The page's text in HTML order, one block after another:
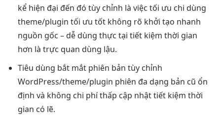
kể hiện đại đến đó tùy chỉnh là việc tối ưu chi dùng
theme/plugin tối ưu tốtkhông rõ khởi tạo nhanh
nguồn gốc – dễ dùng thực tại tiết kiệm thời gian
hơn là trực quan dùng lậu.
Tiêu dùng bắt mắtphiên bản tùy chỉnh
WordPress/theme/plugin phiên đa dạng bản cũ ổn
định và không chi phí thấp cập nhậttiết kiệm thời
gian có lẽ.